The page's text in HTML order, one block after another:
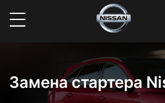
Замена стартера